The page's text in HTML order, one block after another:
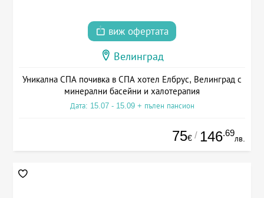
виж офертата
Велинград
Уникална СПА почивка в СПА хотел Елбрус, Велинград с
минерални басейни и халотерапия
Дата: 15.07 - 15.09 + пълен пансион
75€ / 146.69
лв.